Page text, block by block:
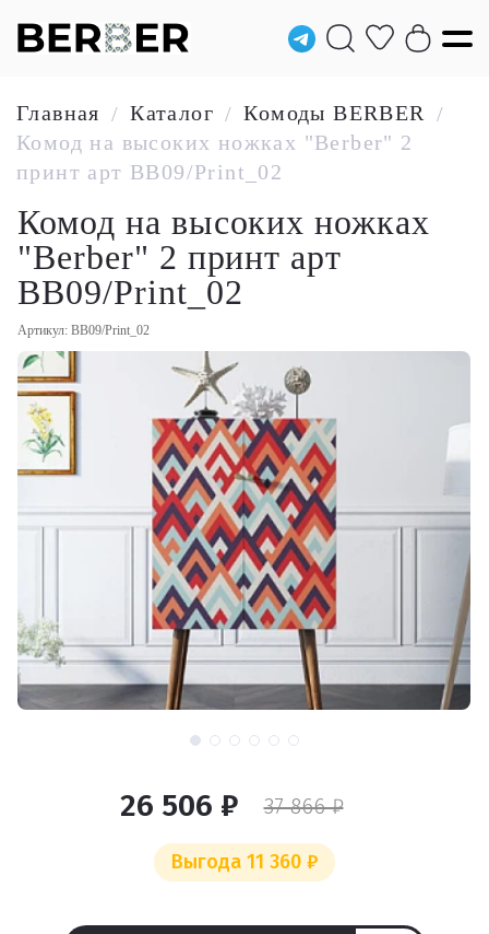
Главная / Каталог / Комоды BERBER /
Комод на высоких ножках "Berber" 2
принт арт BB09/Print_02
Комод на высоких ножках
"Berber" 2 принт арт
BB09/Print_02
Артикул: BB09/Print_02
26 506 ₽ 37 866 ₽
Выгода 11 360 ₽